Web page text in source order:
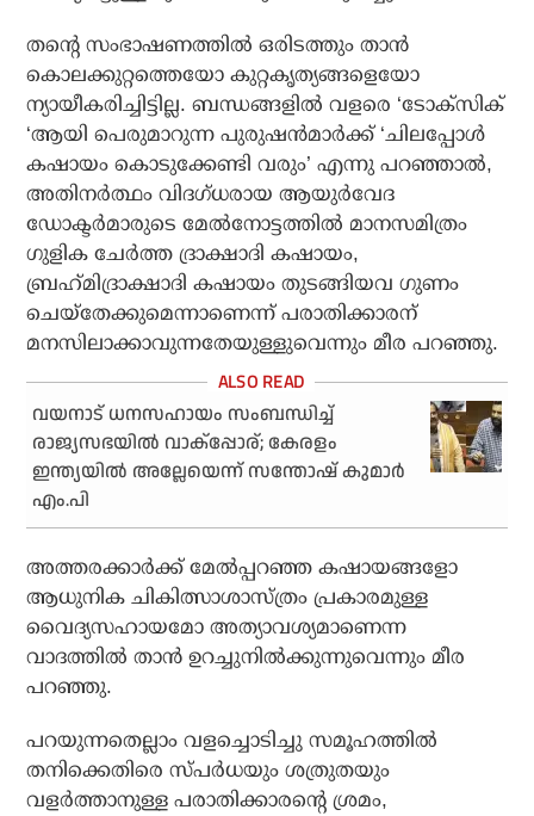
തന്റെ സംഭാഷണത്തില്‍ ഒരിടത്തും താന്‍
കൊലക്കുറ്റത്തെയോ കുറ്റകൃത്യങ്ങളെയോ
ന്യായീകരിച്ചിട്ടില്ല. ബന്ധങ്ങളില്‍ വളരെ ‘ടോക്‌സിക്
‘ആയി പെരുമാറുന്ന പുരുഷന്‍മാര്‍ക്ക് ‘ചിലപ്പോള്‍
കഷായം കൊടുക്കേണ്ടി വരും’ എന്നു പറഞ്ഞാല്‍,
അതിനര്‍ത്ഥം വിദഗ്ധരായ ആയുര്‍വേദ
ഡോക്ടര്‍മാരുടെ മേല്‍നോട്ടത്തില്‍ മാനസമിത്രം
ഗുളിക ചേര്‍ത്ത ദ്രാക്ഷാദി കഷായം,
ബ്രഹ്‌മിദ്രാക്ഷാദി കഷായം തുടങ്ങിയവ ഗുണം
ചെയ്‌തേക്കുമെന്നാണെന്ന് പരാതിക്കാരന്
മനസിലാക്കാവുന്നതേയുള്ളുവെന്നും മീര പറഞ്ഞു.
വയനാട് ധനസഹായം സംബന്ധിച്ച്
രാജ്യസഭയില്‍ വാക്പ്പോര്; കേരളം
ഇന്ത്യയില്‍ അല്ലേയെന്ന് സന്തോഷ് കുമാര്‍
എം.പി
അത്തരക്കാര്‍ക്ക് മേല്‍പ്പറഞ്ഞ കഷായങ്ങളോ
ആധുനിക ചികിത്സാശാസ്ത്രം പ്രകാരമുള്ള
വൈദ്യസഹായമോ അത്യാവശ്യമാണെന്ന
വാദത്തില്‍ താന്‍ ഉറച്ചുനില്‍ക്കുന്നുവെന്നും മീര
പറഞ്ഞു.
പറയുന്നതെല്ലാം വളച്ചൊടിച്ചു സമൂഹത്തില്‍
തനിക്കെതിരെ സ്പര്‍ധയും ശത്രുതയും
വളര്‍ത്താനുള്ള പരാതിക്കാരന്റെ ശ്രമം,